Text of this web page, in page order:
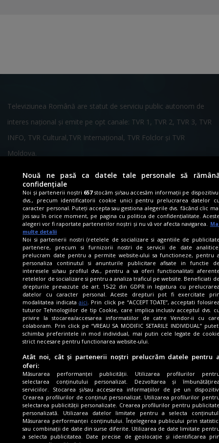
Televiziunea Română are statut de serviciu public autonom de
interes naţional şi emite pe opt canale: TVR 1, TVR 2, TVR 3, TVR
INFO, TVR Cultural,TVR Internaţional, TVR Folclor și TVR
Moldova.
TVR acoperă cele mai importante evenimente la nivel naţional,
prin cele cinci studiouri teritoriale: Cluj, Craiova, Iaşi, Timişoara,
Tîrgu-Mureş.
CONTACT
+4 021 3199112
Calea Dorobanților 191, sector 1, București, România
eurovision.romania@tvr.ro
URMĂREŞTE-NE
Eurovision Song Contest
Nouă ne pasă ca datele tale personale să
confidențiale
Noi și partenerii noștri 657stocăm și/sau accesăm informații pe
dvs., precum identificatorii cookie unici pentru prelucrarea datelor
caracter personal. Puteți accepta sau gestiona alegerile dvs. făcând clic
jos sau în orice moment, pe pagina cu politica de confidențialitate.
alegeri vor fi raportate partenerilor noștri și nu vă vor afecta navigarea.
multe detalii
Noi si partenerii nostri (retelele de socializare si agentiile de
partenere, precum si furnizorii nostri de servicii de date
prelucram date pentru a permite website-ului sa functioneze, pentru
personaliza continutul si anunturile publicitare afisate in functie
interesele si/sau profilul dvs., pentru a va oferi functionalitati
retelelor de socializare si pentru a analiza traficul pe website. Beneficiati
drepturile prevazute de art. 15-22 din GDPR in legatura cu
datelor cu caracter personal. Aceste drepturi pot fi exercitate
modalitatea indicataaici. Prin click pe “ACCEPT TOATE”, acceptati
tuturor Tehnologiilor de tip Cookie, care implica inclusiv acceptul dvs.
privire la stocarea/accesarea informatiilor de catre Vendor-ii cu
colaboram. Prin click pe “VREAU SA MODIFIC SETARILE INDIVIDUAL”
schimba preferintele in mod individual, mai putin cele legate de
strict necesare pentru functionarea website-ului.
Atât noi, cât și partenerii noștri prelucrăm datele pentru
oferi:
Măsurarea performanței publicității. Utilizarea profilurilor
selectarea conținutului personalizat. Dezvoltarea și
serviciilor. Stocarea și/sau accesarea informațiilor de pe un
Crearea profilurilor de conținut personalizat. Utilizarea profilurilor
selectarea publicității personalizate. Crearea profilurilor pentru
personalizată. Utilizarea datelor limitate pentru a selecta
Măsurarea performanței conținutului. Înțelegerea publicului prin
sau combinații de date din surse diferite. Utilizarea de date limitate
a selecta publicitatea. Date precise de geolocație și identificarea